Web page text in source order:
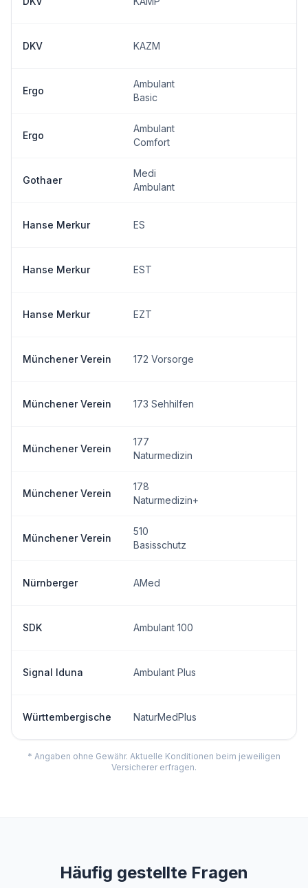
DKV KAZM
Ergo
Ambulant
Basic
Ergo
Ambulant
Comfort
Gothaer
Medi
Ambulant
Hanse Merkur ES
Hanse Merkur EST
Hanse Merkur EZT
Münchener Verein 172 Vorsorge
Münchener Verein 173 Sehhilfen
Münchener Verein
177
Naturmedizin
Münchener Verein
178
Naturmedizin+
Münchener Verein
510
Basisschutz
Nürnberger AMed
SDK Ambulant 100
Signal Iduna Ambulant Plus
Württembergische NaturMedPlus
* Angaben ohne Gewähr. Aktuelle Konditionen beim jeweiligen
Versicherer erfragen.
Häufig gestellte Fragen